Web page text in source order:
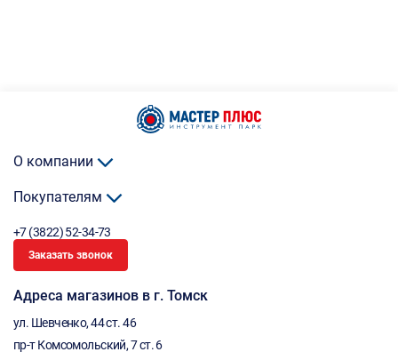
О компании
Покупателям
+7 (3822) 52-34-73
Заказать звонок
Адреса магазинов в г. Томск
ул. Шевченко, 44 ст. 46
пр-т Комсомольский, 7 ст. 6